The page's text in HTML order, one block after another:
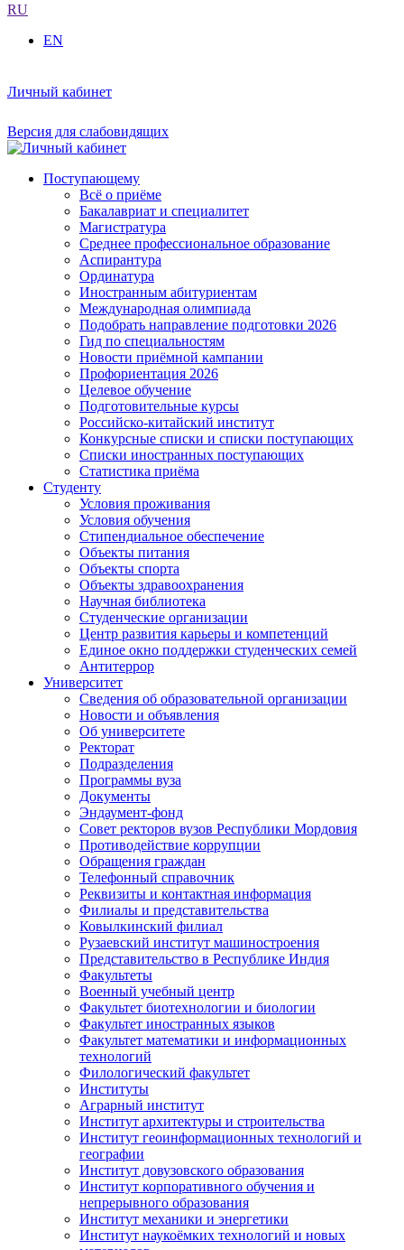
RU
EN
Личный кабинет
Версия для слабовидящих
Поступающему
Всё о приёме
Бакалавриат и специалитет
Магистратура
Среднее профессиональное образование
Аспирантура
Ординатура
Иностранным абитуриентам
Международная олимпиада
Подобрать направление подготовки 2026
Гид по специальностям
Новости приёмной кампании
Профориентация 2026
Целевое обучение
Подготовительные курсы
Российско-китайский институт
Конкурсные списки и списки поступающих
Списки иностранных поступающих
Статистика приёма
Студенту
Условия проживания
Условия обучения
Стипендиальное обеспечение
Объекты питания
Объекты спорта
Объекты здравоохранения
Научная библиотека
Студенческие организации
Центр развития карьеры и компетенций
Единое окно поддержки студенческих семей
Антитеррор
Университет
Сведения об образовательной организации
Новости и объявления
Об университете
Ректорат
Подразделения
Программы вуза
Документы
Эндаумент-фонд
Совет ректоров вузов Республики Мордовия
Противодействие коррупции
Обращения граждан
Телефонный справочник
Реквизиты и контактная информация
Филиалы и представительства
Ковылкинский филиал
Рузаевский институт машиностроения
Представительство в Республике Индия
Факультеты
Военный учебный центр
Факультет биотехнологии и биологии
Факультет иностранных языков
Факультет математики и информационных
технологий
Филологический факультет
Институты
Аграрный институт
Институт архитектуры и строительства
Институт геоинформационных технологий и
географии
Институт довузовского образования
Институт корпоративного обучения и
непрерывного образования
Институт механики и энергетики
Институт наукоёмких технологий и новых